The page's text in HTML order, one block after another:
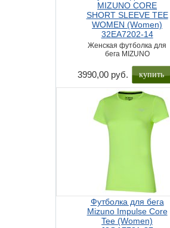
MIZUNO CORE
SHORT SLEEVE TEE
WOMEN (Women)
32EA7202-14
Женская футболка для
бега MIZUNO
3990,00 руб. купить
Футболка для бега
Mizuno Impulse Core
Tee (Women)